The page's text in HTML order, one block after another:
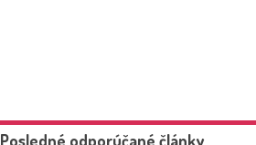
Posledné odporúčané články